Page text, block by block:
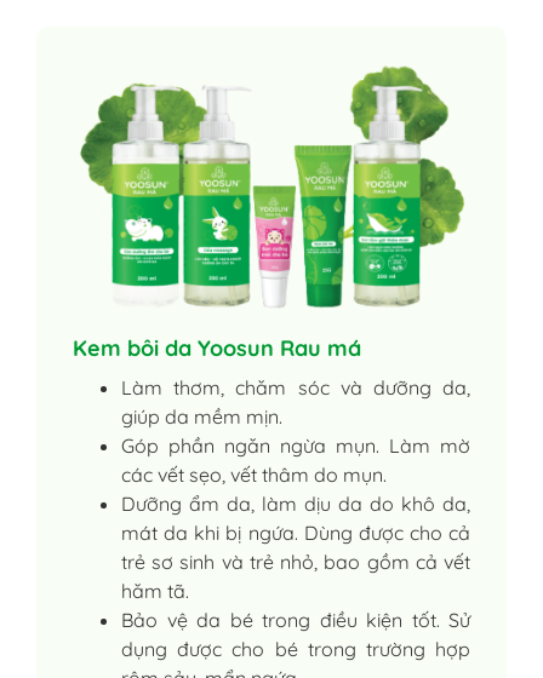
Kem bôi da Yoosun Rau má
Làm thơm, chăm sóc và dưỡng da,
giúp da mềm mịn.
Góp phần ngăn ngừa mụn. Làm mờ
các vết sẹo, vết thâm do mụn.
Dưỡng ẩm da, làm dịu da do khô da,
mát da khi bị ngứa. Dùng được cho cả
trẻ sơ sinh và trẻ nhỏ, bao gồm cả vết
hăm tã.
Bảo vệ da bé trong điều kiện tốt. Sử
dụng được cho bé trong trường hợp